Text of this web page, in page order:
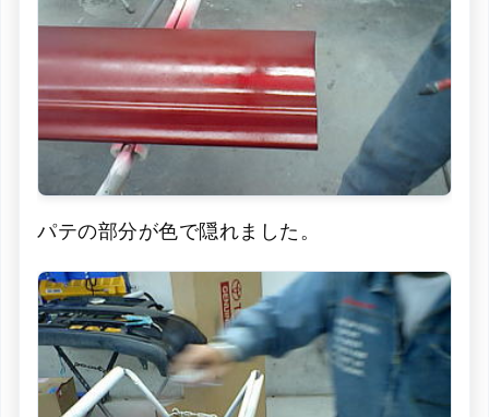
パテの部分が色で隠れました。